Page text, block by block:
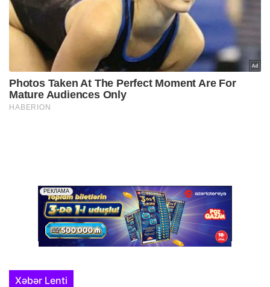
Xəbər Lenti